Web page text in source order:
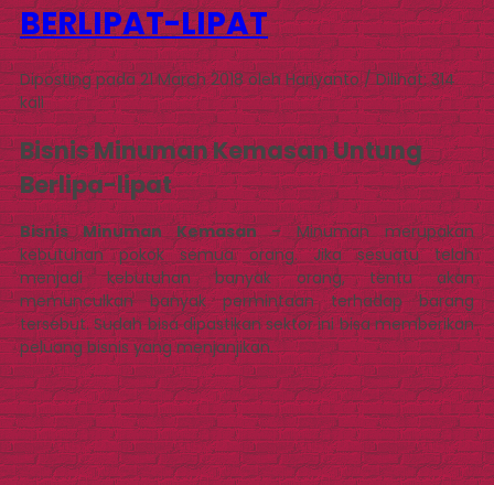
BERLIPAT-LIPAT
Diposting pada 21 March 2018 oleh Hariyanto / Dilihat: 314
kali
Bisnis Minuman Kemasan Untung
Berlipa-lipat
Bisnis Minuman Kemasan– Minuman merupakan
kebutuhan pokok semua orang. Jika sesuatu telah
menjadi kebutuhan banyak orang, tentu akan
memunculkan banyak permintaan terhadap barang
tersebut. Sudah bisa dipastikan sektor ini bisa memberikan
peluang bisnis yang menjanjikan.